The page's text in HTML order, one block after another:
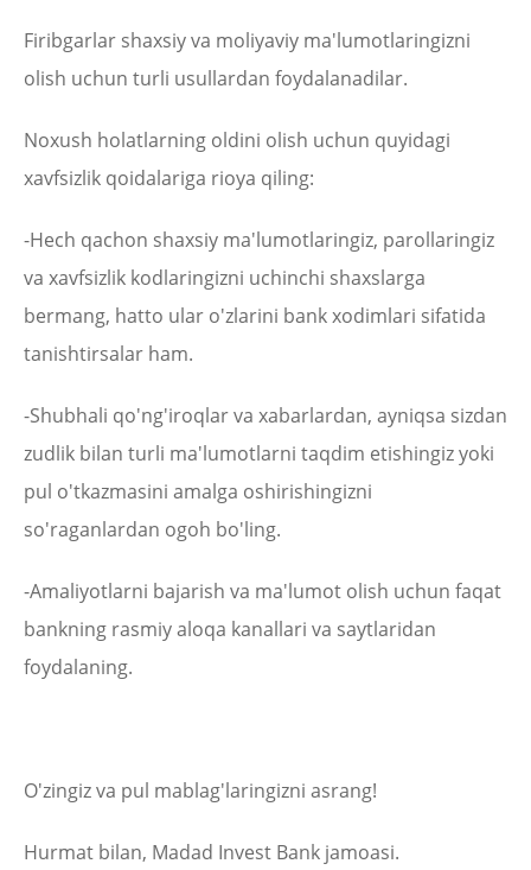
Firibgarlar shaxsiy va moliyaviy ma'lumotlaringizni
olish uchun turli usullardan foydalanadilar.
Noxush holatlarning oldini olish uchun quyidagi
xavfsizlik qoidalariga rioya qiling:
-Hech qachon shaxsiy ma'lumotlaringiz, parollaringiz
va xavfsizlik kodlaringizni uchinchi shaxslarga
bermang, hatto ular o'zlarini bank xodimlari sifatida
tanishtirsalar ham.
-Shubhali qo'ng'iroqlar va xabarlardan, ayniqsa sizdan
zudlik bilan turli ma'lumotlarni taqdim etishingiz yoki
pul o'tkazmasini amalga oshirishingizni
so'raganlardan ogoh bo'ling.
-Amaliyotlarni bajarish va ma'lumot olish uchun faqat
bankning rasmiy aloqa kanallari va saytlaridan
foydalaning.
O'zingiz va pul mablag'laringizni asrang!
Hurmat bilan, Madad Invest Bank jamoasi.